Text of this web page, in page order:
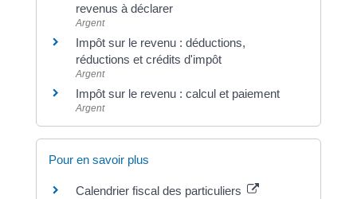
revenus à déclarer
Argent
Impôt sur le revenu : déductions,
réductions et crédits d'impôt
Argent
Impôt sur le revenu : calcul et paiement
Argent
Pour en savoir plus
Calendrier fiscal des particuliers